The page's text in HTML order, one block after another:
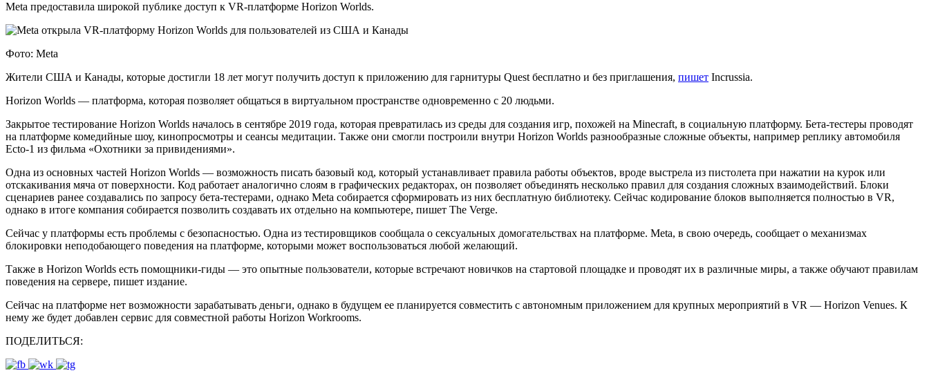
Meta предоставила широкой публике доступ к VR-платформе Horizon Worlds.
Фото: Meta
Жители США и Канады, которые достигли 18 лет могут получить доступ к приложению для гарнитуры Quest бесплатно и без приглашения, пишет Incrussia.
Horizon Worlds — платформа, которая позволяет общаться в виртуальном пространстве одновременно с 20 людьми.
Закрытое тестирование Horizon Worlds началось в сентябре 2019 года, которая превратилась из среды для создания игр, похожей на Minecraft, в социальную платформу. Бета-тестеры проводят
на платформе комедийные шоу, кинопросмотры и сеансы медитации. Также они смогли построили внутри Horizon Worlds разнообразные сложные объекты, например реплику автомобиля
Ecto-1 из фильма «Охотники за привидениями».
Одна из основных частей Horizon Worlds — возможность писать базовый код, который устанавливает правила работы объектов, вроде выстрела из пистолета при нажатии на курок или
отскакивания мяча от поверхности. Код работает аналогично слоям в графических редакторах, он позволяет объединять несколько правил для создания сложных взаимодействий. Блоки
сценариев ранее создавались по запросу бета-тестерами, однако Meta собирается сформировать из них бесплатную библиотеку. Сейчас кодирование блоков выполняется полностью в VR,
однако в итоге компания собирается позволить создавать их отдельно на компьютере, пишет The Verge.
Сейчас у платформы есть проблемы с безопасностью. Одна из тестировщиков сообщала о сексуальных домогательствах на платформе. Meta, в свою очередь, сообщает о механизмах
блокировки неподобающего поведения на платформе, которыми может воспользоваться любой желающий.
Также в Horizon Worlds есть помощники-гиды — это опытные пользователи, которые встречают новичков на стартовой площадке и проводят их в различные миры, а также обучают правилам
поведения на сервере, пишет издание.
Сейчас на платформе нет возможности зарабатывать деньги, однако в будущем ее планируется совместить с автономным приложением для крупных мероприятий в VR — Horizon Venues. К
нему же будет добавлен сервис для совместной работы Horizon Workrooms.
ПОДЕЛИТЬСЯ: